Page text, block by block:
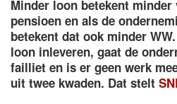
Minder loon betekent
pensioen en als de
betekent dat ook minder
loon inleveren, gaat de
failliet en is er geen werk
uit twee kwaden. Dat stelt